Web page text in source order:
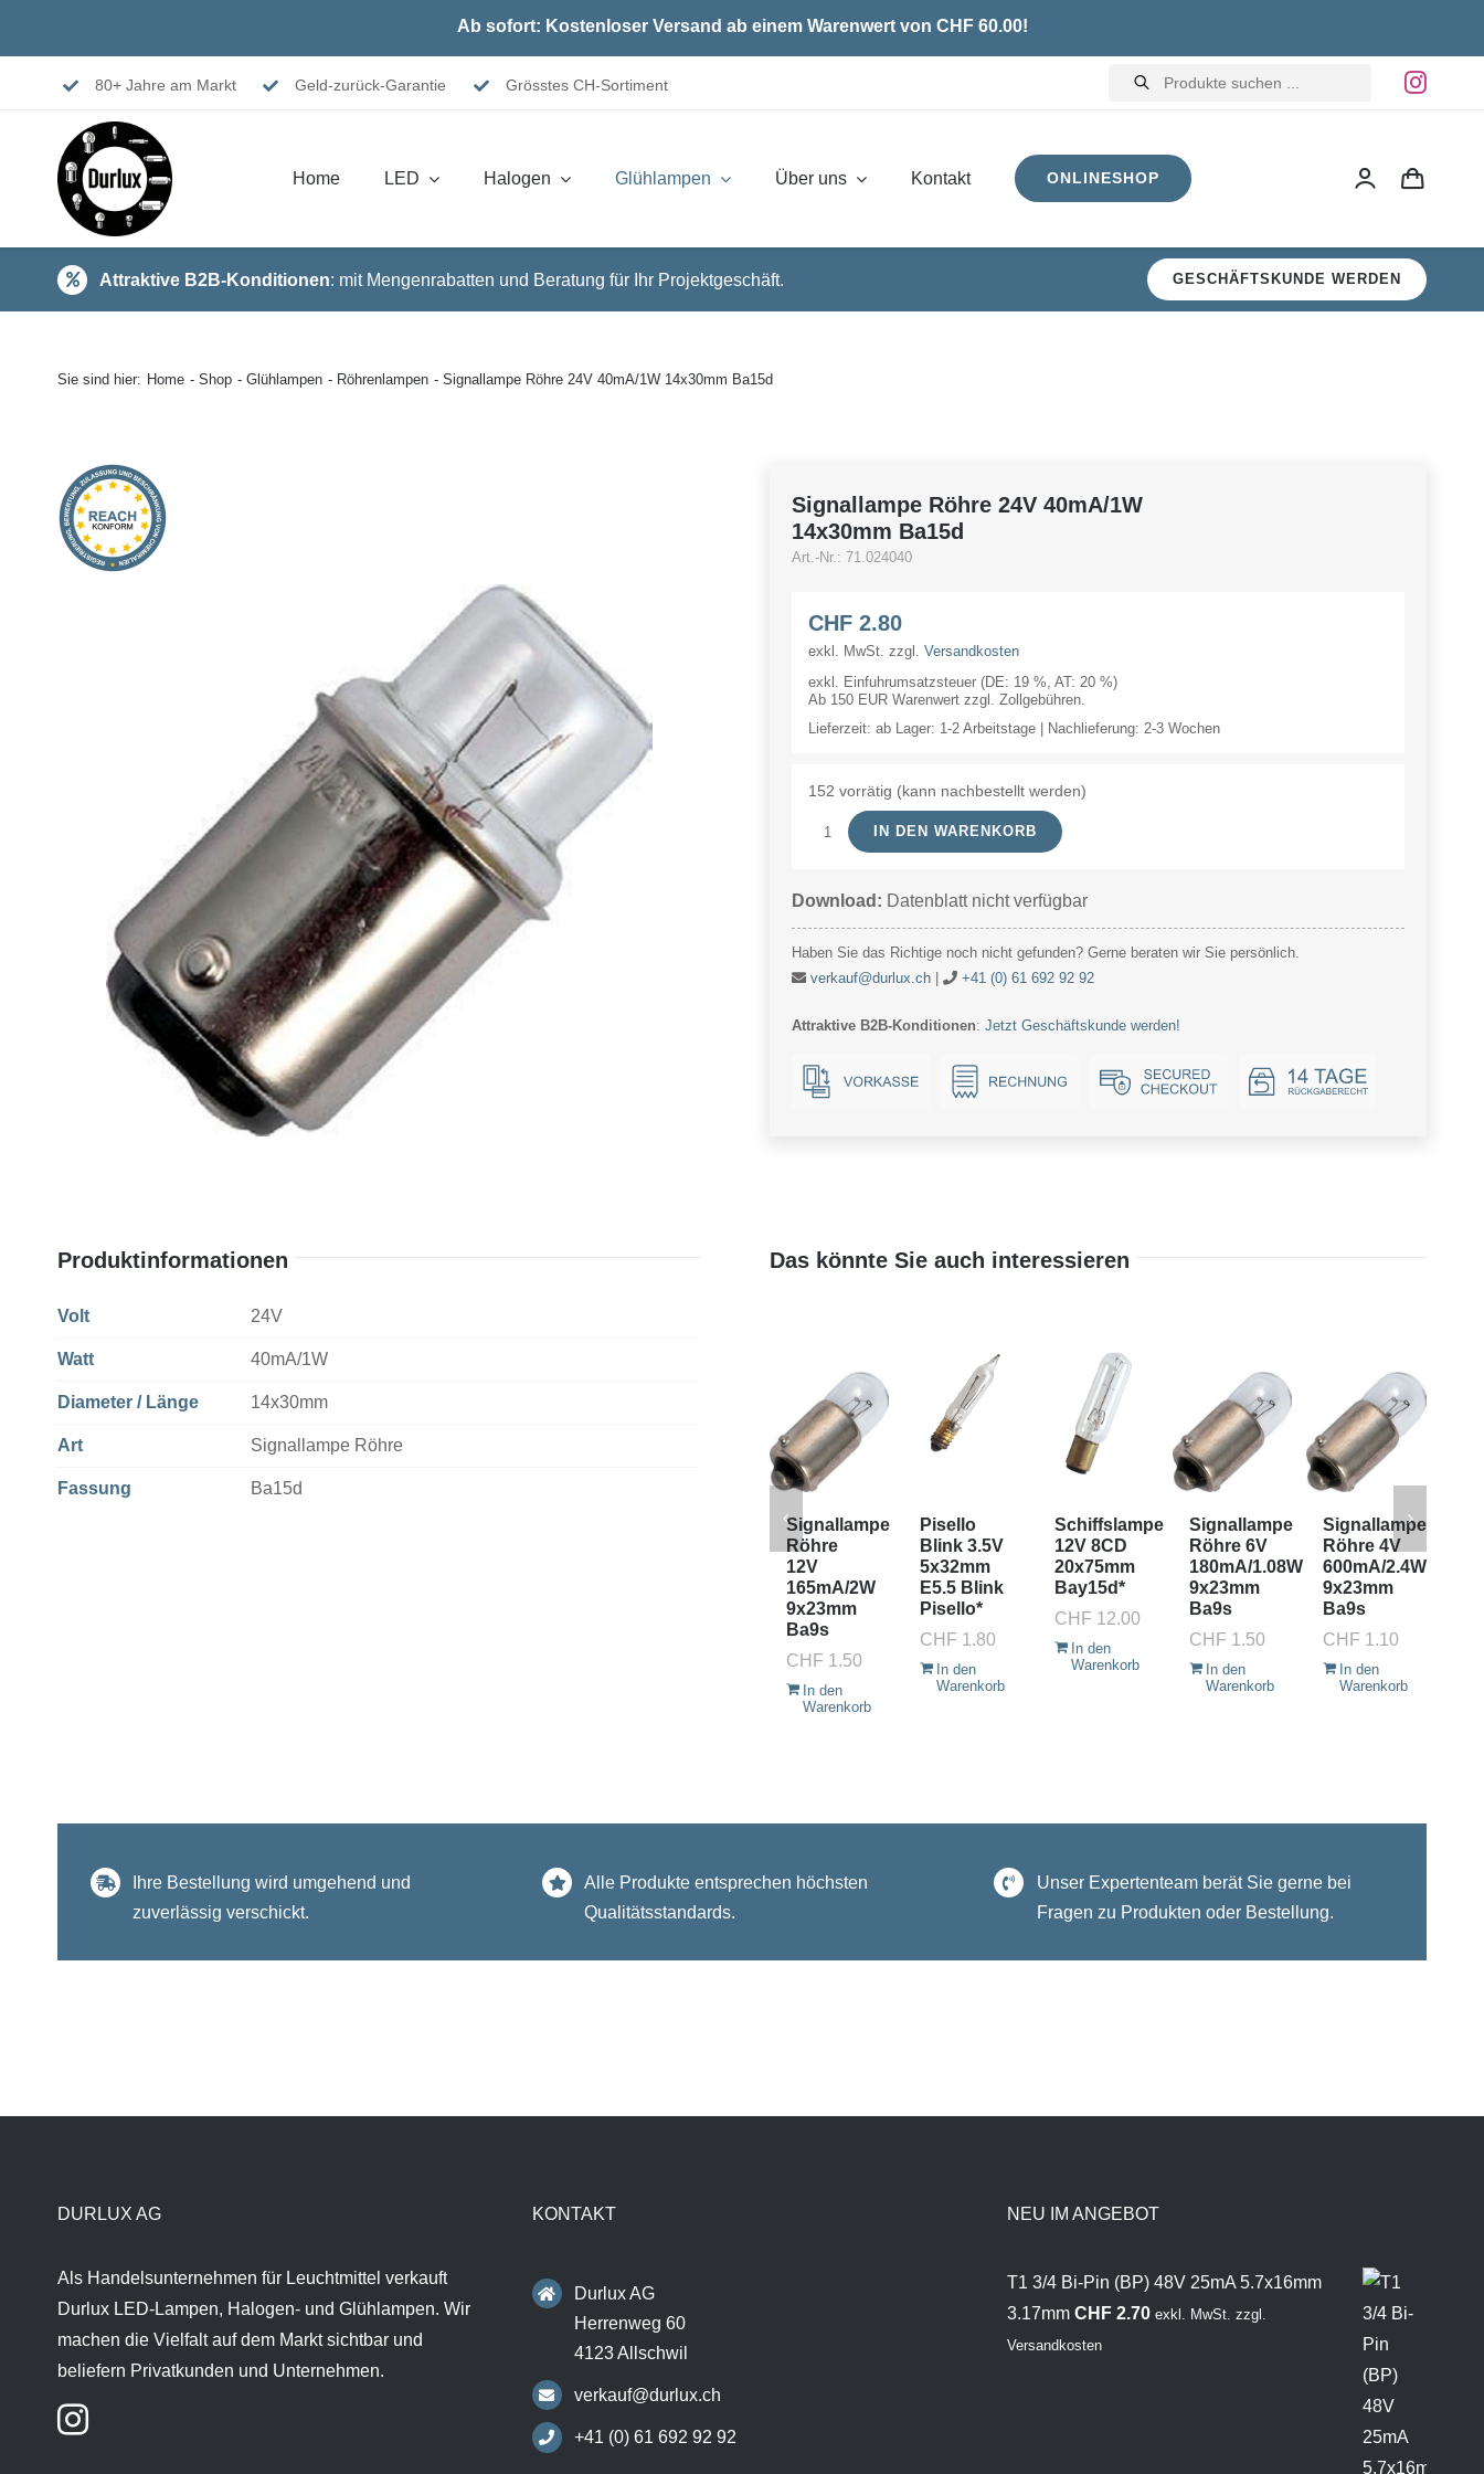
Ab sofort: Kostenloser Versand ab einem Warenwert von CHF 60.00!
80+ Jahre am Markt Geld-zurück-Garantie Grösstes CH-Sortiment
Products
search
Home LED Halogen Glühlampen Über uns Kontakt ONLINESHOP
Attraktive B2B-Konditionen: mit Mengenrabatten und Beratung für Ihr Projektgeschäft. GESCHÄFTSKUNDE WERDEN
Sie sind hier: Home Shop Glühlampen Röhrenlampen Signallampe Röhre 24V 40mA/1W 14x30mm Ba15d
Signallampe Röhre 24V 40mA/1W
14x30mm Ba15d
Art.-Nr.: 71.024040
CHF2.80
exkl. MwSt. zzgl. Versandkosten
exkl. Einfuhrumsatzsteuer (DE: 19 %, AT: 20 %)
Ab 150 EUR Warenwert zzgl. Zollgebühren.
Lieferzeit: ab Lager: 1-2 Arbeitstage | Nachlieferung: 2-3 Wochen
152 vorrätig (kann nachbestellt werden)
Signallampe
24V
14x30mm
Menge
IN DEN WARENKORB
Download: Datenblatt nicht verfügbar
Haben Sie das Richtige noch nicht gefunden? Gerne beraten wir Sie persönlich.
verkauf@durlux.ch| +41 (0) 61 692 92 92
Attraktive B2B-Konditionen: Jetzt Geschäftskunde werden!
Produktinformationen
Volt 24V
Watt 40mA/1W
Diameter / Länge 14x30mm
Art Signallampe Röhre
Fassung Ba15d
Das könnte Sie auch interessieren
Signallampe
Röhre
12V
165mA/2W
9x23mm
Ba9s
CHF 1.50
In den
Warenkorb
Pisello
Blink 3.5V
5x32mm
E5.5 Blink
Pisello*
CHF 1.80
In den
Warenkorb
Schiffslampe
12V 8CD
20x75mm
Bay15d*
CHF 12.00
In den
Warenkorb
Signallampe
Röhre 6V
180mA/1.08W
9x23mm
Ba9s
CHF 1.50
In den
Warenkorb
Signallampe
Röhre 4V
600mA/2.4W
9x23mm
Ba9s
CHF 1.10
In den
Warenkorb
Ihre Bestellung wird umgehend und
zuverlässig verschickt.
Alle Produkte entsprechen höchsten
Qualitätsstandards.
Unser Expertenteam berät Sie gerne bei
Fragen zu Produkten oder Bestellung.
DURLUX AG
Als Handelsunternehmen für Leuchtmittel verkauft
Durlux LED-Lampen, Halogen- und Glühlampen. Wir
machen die Vielfalt auf dem Markt sichtbar und
beliefern Privatkunden und Unternehmen.
KONTAKT
Durlux AG
Herrenweg 60
4123 Allschwil
verkauf@durlux.ch
+41 (0) 61 692 92 92
NEU IM ANGEBOT
T1 3/4 Bi-Pin (BP) 48V 25mA 5.7x16mm
3.17mm CHF2.70 exkl. MwSt. zzgl.
Versandkosten